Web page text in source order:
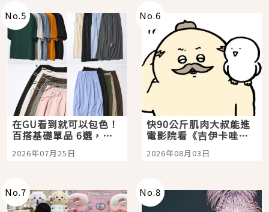
No.5
在GU看到就可以包色！
百搭基礎單品 6選，閉
眼全收也不心疼
2026年07月25日
No.6
快90公斤肌肉大叔能進
電影院看《吉伊卡哇》
嗎？日本重金屬樂團
「打首」會長與nagano
2026年08月03日
No.7 No.8